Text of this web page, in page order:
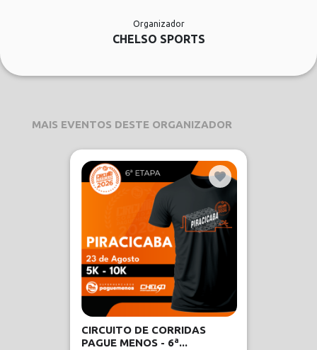
Organizador
CHELSO SPORTS
MAIS EVENTOS DESTE ORGANIZADOR
CIRCUITO DE CORRIDAS
PAGUE MENOS - 6ª...